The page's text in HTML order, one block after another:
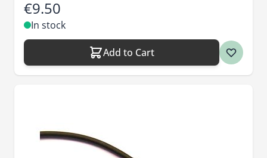
€9.50
In stock
Add to Cart